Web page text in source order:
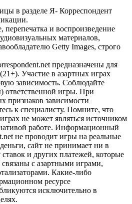
в разделе Я- Корреспондент
и воспроизведение
материалов,
Getty Images, строго
предназначены для
Участие в азартных играх
зависимость. Соблюдайте
ответственной игры. При
признаков зависимости
к специалисту. Помните, что
не может являться источником
работе. Информационный
не проводит игры на реальные
сайт не принимает ни в
и других платежей, которые
с азартными играми,
Какие-либо
ресурсе
исключительно в